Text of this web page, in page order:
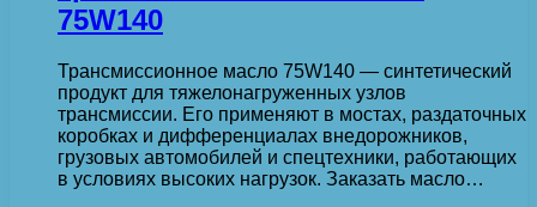
75W140
Трансмиссионное масло 75W140 — синтетический
продукт для тяжелонагруженных узлов
трансмиссии. Его применяют в мостах, раздаточных
коробках и дифференциалах внедорожников,
грузовых автомобилей и спецтехники, работающих
в условиях высоких нагрузок. Заказать масло…